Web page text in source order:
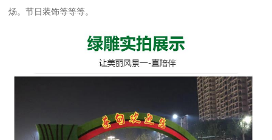
炀。节日装饰等等等。